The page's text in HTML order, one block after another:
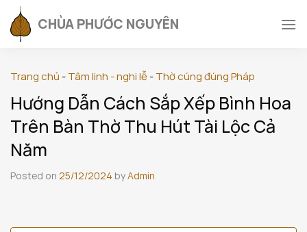
to
content
CHÙA PHƯỚC NGUYÊN
Trang chủ -Tâm linh - nghi lễ-Thờ cúng đúng Pháp
Hướng Dẫn Cách Sắp Xếp Bình Hoa
Trên Bàn Thờ Thu Hút Tài Lộc Cả
Năm
Posted on 25/12/2024 byAdmin